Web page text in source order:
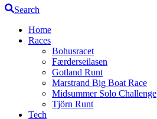
Search
Home
Races
Bohusracet
Færderseilasen
Gotland Runt
Marstrand Big Boat Race
Midsummer Solo Challenge
Tjörn Runt
Tech